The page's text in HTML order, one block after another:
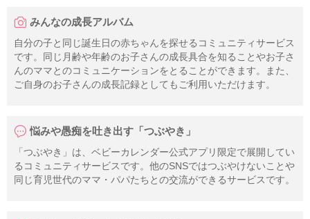
みんなの成長アルバム
自分の子と同じ誕生日の赤ちゃんを探せるコミュニティサービス
です。同じ月齢や年齢のお子さんの成長具合を知ることやお子さ
んのママとのコミュニケーションをとることができます。また、
ご自身のお子さんの成長記録としてもご利用いただけます。
悩みや愚痴を吐き出す「つぶやき」
「つぶやき」は、ベビーカレンダー公式アプリ限定で展開してい
るコミュニティサービスです。他のSNSではつぶやけないことや
同じ育児世代のママ・パパたちとの交流ができるサービスです。